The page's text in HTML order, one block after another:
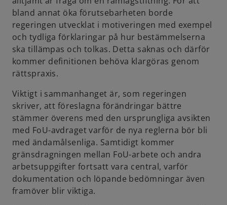
bland annat öka förutsebarheten borde
regeringen utvecklat i motiveringen med exempel
och tydliga förklaringar på hur bestämmelserna
ska tillämpas och tolkas. Detta saknas och därför
kommer definitionen behöva klargöras genom
rättspraxis.
Viktigt i sammanhanget är, som regeringen
skriver, att föreslagna förändringar bättre
stämmer överens med den ursprungliga avsikten
med FoU-avdraget varför de nya reglerna bör bli
med ändamålsenliga. Samtidigt kommer
gränsdragningen mellan FoU-arbete och andra
arbetsuppgifter fortsatt vara central, varför
dokumentation och löpande bedömningar även
framöver blir viktiga.